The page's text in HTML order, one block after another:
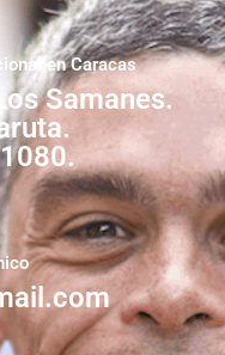
en Caracas
Samanes.